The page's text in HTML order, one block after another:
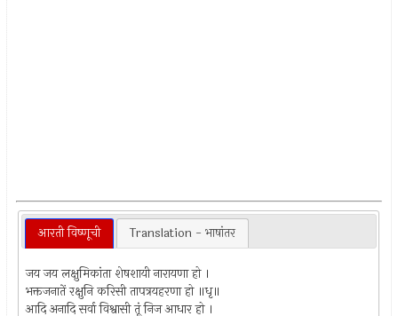
आरती विष्णूची Translation - भाषांतर
जय जय लक्षुमिकांता शेषशायी नारायणा हो ।
भक्तजनातें रक्षुनि करिसी तापत्रयहरणा हो ॥धृ॥
आदि अनादि सर्वा विश्वासी तूं निज आधार हो ।